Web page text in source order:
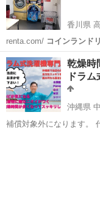
香川県
renta.com/ コインランド
香川 高松市 その
乾燥時
ドラ
沖縄県
補償対象外になります。